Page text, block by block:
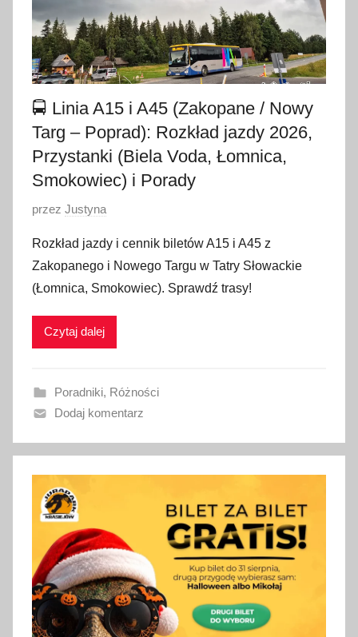
n
i
a
2
0
6
🚍 Linia A15 i A45 (Zakopane / Nowy
Targ – Poprad): Rozkład jazdy 2026,
Przystanki (Biela Voda, Łomnica,
Smokowiec) i Porady
O
u
b
l
i
a
n
5
s
n
i
a
przez Justyna
Rozkład jazdy i cennik biletów A15 i A45 z
Zakopanego i Nowego Targu w Tatry Słowackie
(Łomnica, Smokowiec). Sprawdź trasy!
Czytaj dalej
Poradniki, Różności
Dodaj komentarz